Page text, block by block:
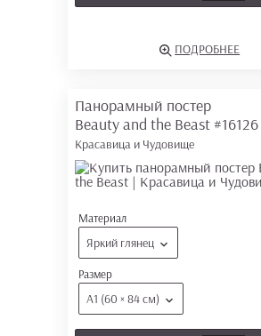
ПОДРОБНЕЕ
Панорамный постер
Beauty and the Beast #16126
Красавица и Чудовище
Материал
Яркий глянец
Размер
А1 (60 × 84 см)